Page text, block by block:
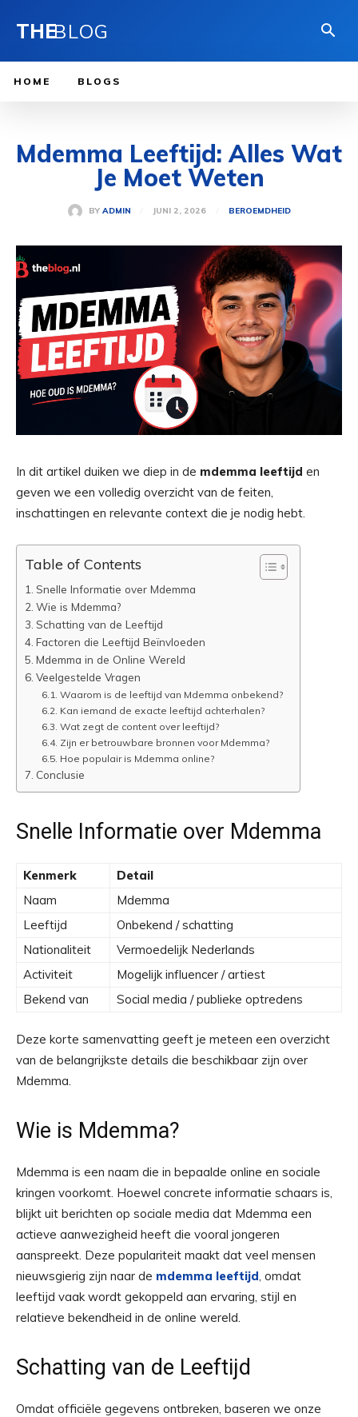
THEBLOG
HOME BLOGS
Mdemma Leeftijd: Alles Wat
Je Moet Weten
BY ADMIN JUNI 2, 2026 BEROEMDHEID
In dit artikel duiken we diep in de mdemma leeftijd en
geven we een volledig overzicht van de feiten,
inschattingen en relevante context die je nodig hebt.
Table of Contents
Snelle Informatie over Mdemma
Wie is Mdemma?
Schatting van de Leeftijd
Factoren die Leeftijd Beïnvloeden
Mdemma in de Online Wereld
Veelgestelde Vragen
Waarom is de leeftijd van Mdemma onbekend?
Kan iemand de exacte leeftijd achterhalen?
Wat zegt de content over leeftijd?
Zijn er betrouwbare bronnen voor Mdemma?
Hoe populair is Mdemma online?
Conclusie
Snelle Informatie over Mdemma
Kenmerk
Detail
Naam
Mdemma
Leeftijd
Onbekend / schatting
Nationaliteit
Vermoedelijk Nederlands
Activiteit
Mogelijk influencer / artiest
Bekend van
Social media / publieke optredens
Deze korte samenvatting geeft je meteen een overzicht
van de belangrijkste details die beschikbaar zijn over
Mdemma.
Wie is Mdemma?
Mdemma is een naam die in bepaalde online en sociale
kringen voorkomt. Hoewel concrete informatie schaars is,
blijkt uit berichten op sociale media dat Mdemma een
actieve aanwezigheid heeft die vooral jongeren
aanspreekt. Deze populariteit maakt dat veel mensen
nieuwsgierig zijn naar de mdemma leeftijd, omdat
leeftijd vaak wordt gekoppeld aan ervaring, stijl en
relatieve bekendheid in de online wereld.
Schatting van de Leeftijd
Omdat officiële gegevens ontbreken, baseren we onze